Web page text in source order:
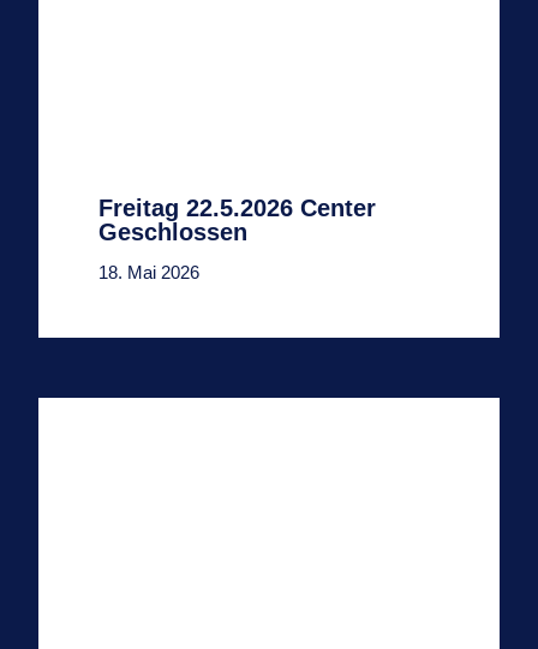
Freitag 22.5.2026 Center
Geschlossen
18. Mai 2026